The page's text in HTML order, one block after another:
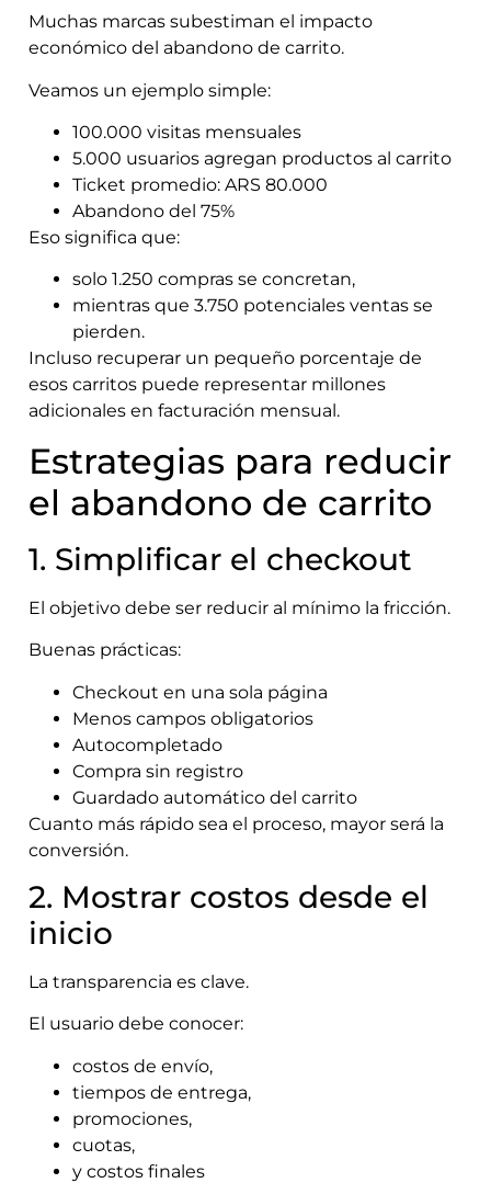
Muchas marcas subestiman el impacto
económico del abandono de carrito.
Veamos un ejemplo simple:
100.000 visitas mensuales
5.000 usuarios agregan productos al carrito
Ticket promedio: ARS 80.000
Abandono del 75%
Eso significa que:
solo 1.250 compras se concretan,
mientras que 3.750 potenciales ventas se
pierden.
Incluso recuperar un pequeño porcentaje de
esos carritos puede representar millones
adicionales en facturación mensual.
Estrategias para reducir
el abandono de carrito
1. Simplificar el checkout
El objetivo debe ser reducir al mínimo la fricción.
Buenas prácticas:
Checkout en una sola página
Menos campos obligatorios
Autocompletado
Compra sin registro
Guardado automático del carrito
Cuanto más rápido sea el proceso, mayor será la
conversión.
2. Mostrar costos desde el
inicio
La transparencia es clave.
El usuario debe conocer:
costos de envío,
tiempos de entrega,
promociones,
cuotas,
y costos finales